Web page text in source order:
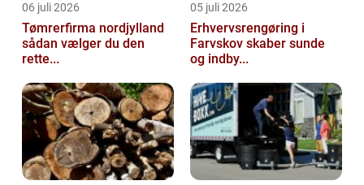
06 juli 2026
Tømrerfirma nordjylland
sådan vælger du den
rette...
05 juli 2026
Erhvervsrengøring i
Farvskov skaber sunde
og indby...